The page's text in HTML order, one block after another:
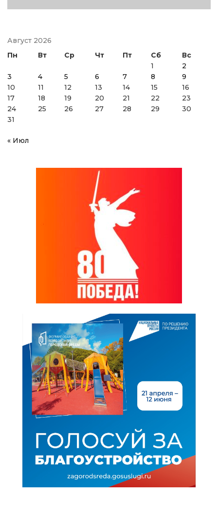
Август 2026
Пн
Вт Ср Чт Пт Сб
Вс
1
2
3
4 5 6 7 8
9
10
11 12 13 14 15
16
17
18 19 20 21 22
23
24
25 26 27 28 29
30
31
« Июл